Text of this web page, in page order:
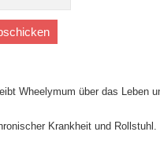
Wheelymum über das Leben
Krankheit und Rollstuhl.